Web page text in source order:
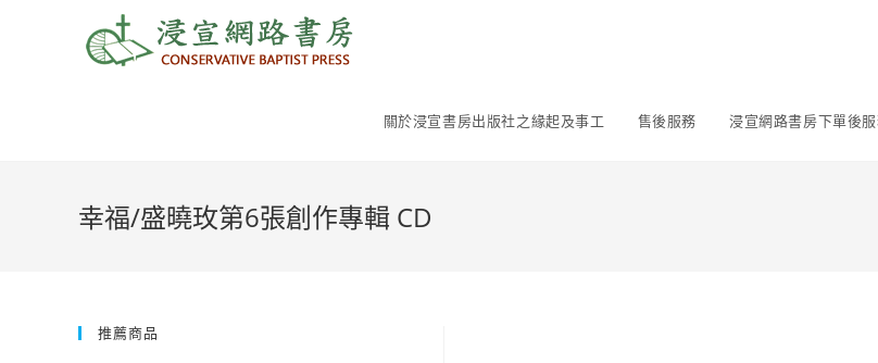
關於浸宣書房出版社之緣起及事工 售後服務 浸宣網路書房下單後
幸福/盛曉玫第6張創作專輯 CD
推薦商品